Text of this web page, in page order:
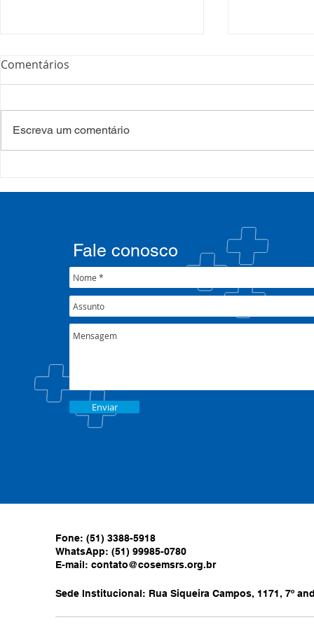
formação sobre saúde
crise climática
SETEC,
CIB/RS
Comentários
Escreva um comentário
Enviar
Fale conosco
Fone: (51) 3388-5918
WhatsApp: (51) 99985-0780
E-mail: contato@cosemsrs.org.br
Sede Institucional: Rua Siqueira Campos, 1171, 7º